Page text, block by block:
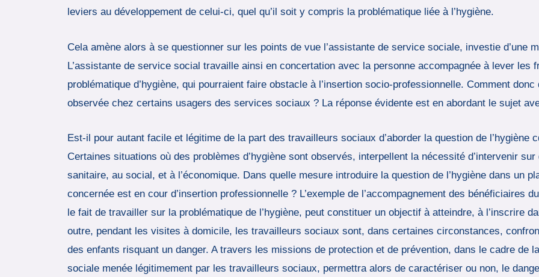
leviers au développement de celui-ci, quel qu’il soit y compris la problématique liée à l’hygiène.
Cela amène alors à se questionner sur les points de vue l’assistante de service sociale, investie d’une
L’assistante de service social travaille ainsi en concertation avec la personne accompagnée à lever les
problématique d’hygiène, qui pourraient faire obstacle à l’insertion socio-professionnelle. Comment
observée chez certains usagers des services sociaux ? La réponse évidente est en abordant le sujet
Est-il pour autant facile et légitime de la part des travailleurs sociaux d’aborder la question de l’hygiène
Certaines situations où des problèmes d’hygiène sont observés, interpellent la nécessité d’intervenir
sanitaire, au social, et à l’économique. Dans quelle mesure introduire la question de l’hygiène dans un
concernée est en cour d’insertion professionnelle ? L’exemple de l’accompagnement des bénéficiaires
le fait de travailler sur la problématique de l’hygiène, peut constituer un objectif à atteindre, à l’inscrire
outre, pendant les visites à domicile, les travailleurs sociaux sont, dans certaines circonstances,
des enfants risquant un danger. A travers les missions de protection et de prévention, dans le cadre de
sociale menée légitimement par les travailleurs sociaux, permettra alors de caractériser ou non, le